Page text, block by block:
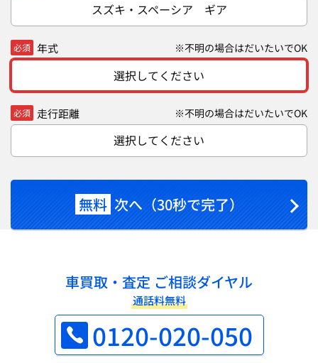
スズキ・スペーシア ギア
必須 年式 ※不明の場合はだいたいでOK
選択してください
必須 走行距離 ※不明の場合はだいたいでOK
選択してください
無料 次へ（30秒で完了）
車買取・査定 ご相談ダイヤル
通話料無料
0120-020-050